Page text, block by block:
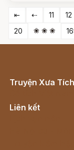
⇤ ⇠ 11 12
20
❀ ❀ ❀
Truyện Xưa
Liên kết